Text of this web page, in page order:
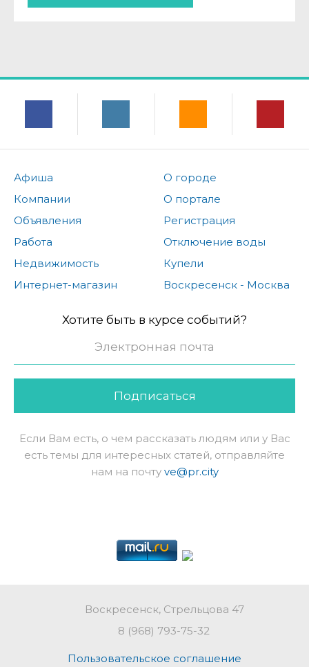
Афиша
Компании
Объявления
Работа
Недвижимость
Интернет-магазин
О городе
О портале
Регистрация
Отключение воды
Купели
Воскресенск - Москва
Хотите быть в курсе событий?
Подписаться
Если Вам есть, о чем рассказать людям или у Вас
есть темы для интересных статей, отправляйте
нам на почту ve@pr.city
Воскресенск, Стрельцова 47
8 (968) 793-75-32
Пользовательское соглашение